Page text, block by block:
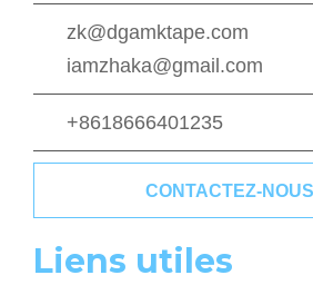
zk@dgamktape.com
iamzhaka@gmail.com
+8618666401235
CONTACTEZ-NOUS
Liens utiles